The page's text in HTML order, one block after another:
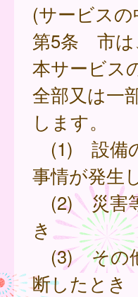
(サービス
第5条 市は
本サービス
全部又は一
します。
(1) 設備
事情が発生
(2) 災害
き
(3) その
断したとき